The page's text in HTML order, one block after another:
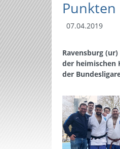
07.04.2019
Ravensburg
der heimischen
der